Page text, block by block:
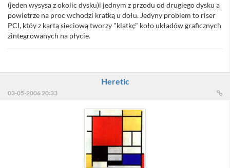
(jeden wysysa z okolic dysku)i jednym z przodu od drugiego dysku a
powietrze na proc wchodzi kratką u dołu. Jedyny problem to riser
PCI, któy z kartą sieciową tworzy "klatkę" koło układów graficznych
zintegrowanych na płycie.
Heretic
03-05-2006 20:33